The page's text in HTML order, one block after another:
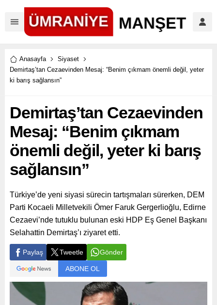
Anasayfa
Siyaset
Demirtaş’tan Cezaevinden Mesaj: “Benim çıkmam önemli değil, yeter
ki barış sağlansın”
Demirtaş’tan Cezaevinden
Mesaj: “Benim çıkmam
önemli değil, yeter ki barış
sağlansın”
Türkiye’de yeni siyasi sürecin tartışmaları sürerken, DEM
Parti Kocaeli Milletvekili Ömer Faruk Gergerlioğlu, Edirne
Cezaevi’nde tutuklu bulunan eski HDP Eş Genel Başkanı
Selahattin Demirtaş’ı ziyaret etti.
Paylaş Tweetle Gönder
ABONE OL